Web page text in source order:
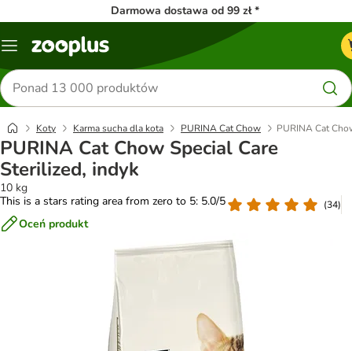
Darmowa dostawa od 99 zł *
Menu
Szukaj
produktów
Koty Karma sucha dla kota PURINA Cat Chow PURINA Cat
PURINA Cat Chow Special Care
Sterilized, indyk
10 kg
This is a stars rating area from zero to 5: 5.0/5
(34)
Oceń produkt